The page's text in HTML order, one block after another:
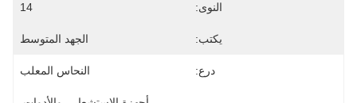
النوى: 14
يكتب: الجهد المتوسط
درع: النحاس المعلب